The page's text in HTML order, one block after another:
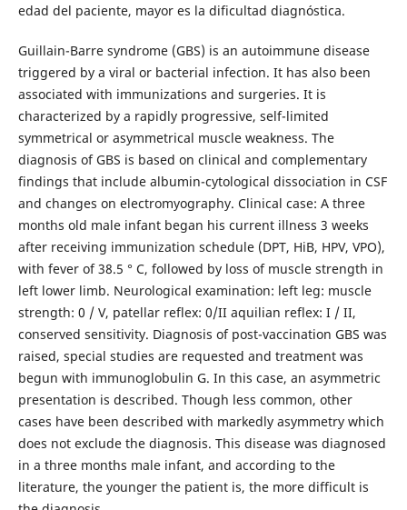
edad del paciente, mayor es la dificultad diagnóstica.
Guillain-Barre syndrome (GBS) is an autoimmune disease
triggered by a viral or bacterial infection. It has also been
associated with immunizations and surgeries. It is
characterized by a rapidly progressive, self-limited
symmetrical or asymmetrical muscle weakness. The
diagnosis of GBS is based on clinical and complementary
findings that include albumin-cytological dissociation in CSF
and changes on electromyography. Clinical case: A three
months old male infant began his current illness 3 weeks
after receiving immunization schedule (DPT, HiB, HPV, VPO),
with fever of 38.5 ° C, followed by loss of muscle strength in
left lower limb. Neurological examination: left leg: muscle
strength: 0 / V, patellar reflex: 0/II aquilian reflex: I / II,
conserved sensitivity. Diagnosis of post-vaccination GBS was
raised, special studies are requested and treatment was
begun with immunoglobulin G. In this case, an asymmetric
presentation is described. Though less common, other
cases have been described with markedly asymmetry which
does not exclude the diagnosis. This disease was diagnosed
in a three months male infant, and according to the
literature, the younger the patient is, the more difficult is